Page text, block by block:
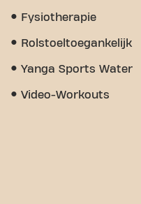
Fysiotherapie
Rolstoeltoegankelijk
Yanga Sports Water
Video-Workouts